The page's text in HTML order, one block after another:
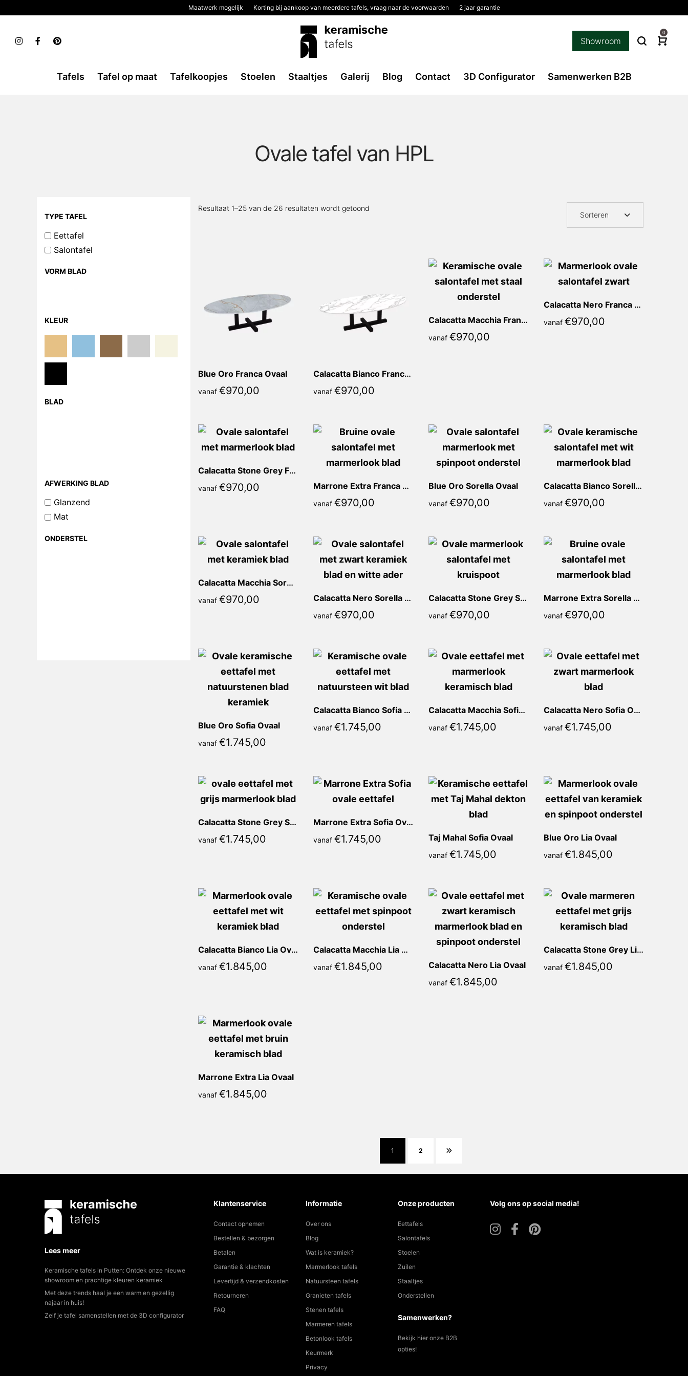
Maatwerk mogelijk Korting bij aankoop van meerdere tafels, vraag naar de voorwaarden 2 jaar garantie
Showroom
0
Tafels Tafel op maat Tafelkoopjes Stoelen Staaltjes Galerij Blog Contact 3D Configurator Samenwerken B2B
Ovale tafel van HPL
Resultaat 1–25 van de 26 resultaten wordt getoond
Sorteren
Blue Oro Franca Ovaal
vanaf €970,00
Calacatta Bianco Franca Ovaal
vanaf €970,00
Calacatta Macchia Franca Ovaal
vanaf €970,00
Calacatta Nero Franca Ovaal
vanaf €970,00
Calacatta Stone Grey Franca Ovaal
vanaf €970,00 Marrone Extra Franca Ovaal
vanaf €970,00
Blue Oro Sorella Ovaal
vanaf €970,00
Calacatta Bianco Sorella Ovaal
vanaf €970,00
Calacatta Macchia Sorella Ovaal
vanaf €970,00 Calacatta Nero Sorella Ovaal
vanaf €970,00
Calacatta Stone Grey Sorella Ovaal
vanaf €970,00
Marrone Extra Sorella Ovaal
vanaf €970,00
Blue Oro Sofia Ovaal
vanaf €1.745,00
Calacatta Bianco Sofia Ovaal
vanaf €1.745,00
Calacatta Macchia Sofia Ovaal
vanaf €1.745,00
Calacatta Nero Sofia Ovaal
vanaf €1.745,00
Calacatta Stone Grey Sofia Ovaal
vanaf €1.745,00
Marrone Extra Sofia Ovaal
vanaf €1.745,00 Taj Mahal Sofia Ovaal
vanaf €1.745,00
Blue Oro Lia Ovaal
vanaf €1.845,00
Calacatta Bianco Lia Ovaal
vanaf €1.845,00
Calacatta Macchia Lia Ovaal
vanaf €1.845,00 Calacatta Nero Lia Ovaal
vanaf €1.845,00
Calacatta Stone Grey Lia Ovaal
vanaf €1.845,00
Marrone Extra Lia Ovaal
vanaf €1.845,00
1 2
TYPE TAFEL
Eettafel
Salontafel
VORM BLAD
KLEUR
BLAD
AFWERKING BLAD
Glanzend
Mat
ONDERSTEL
Lees meer
Keramische tafels in Putten: Ontdek onze nieuwe
showroom en prachtige kleuren keramiek
Met deze trends haal je een warm en gezellig
najaar in huis!
Zelf je tafel samenstellen met de 3D configurator
Klantenservice
Contact opnemen
Bestellen & bezorgen
Betalen
Garantie & klachten
Levertijd & verzendkosten
Retourneren
FAQ
Informatie
Over ons
Blog
Wat is keramiek?
Marmerlook tafels
Natuursteen tafels
Granieten tafels
Stenen tafels
Marmeren tafels
Betonlook tafels
Keurmerk
Privacy
Onze producten
Eettafels
Salontafels
Stoelen
Zuilen
Staaltjes
Onderstellen
Samenwerken?
Bekijk hier onze B2B
opties!
Volg ons op social media!